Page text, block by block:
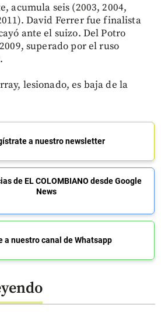
acumula seis (2003, 2004,
David Ferrer fue finalista
ante el suizo. Del Potro
superado por el ruso
lesionado, es baja de la
a nuestro newsletter
de EL COLOMBIANO desde Google
News
a nuestro canal de Whatsapp